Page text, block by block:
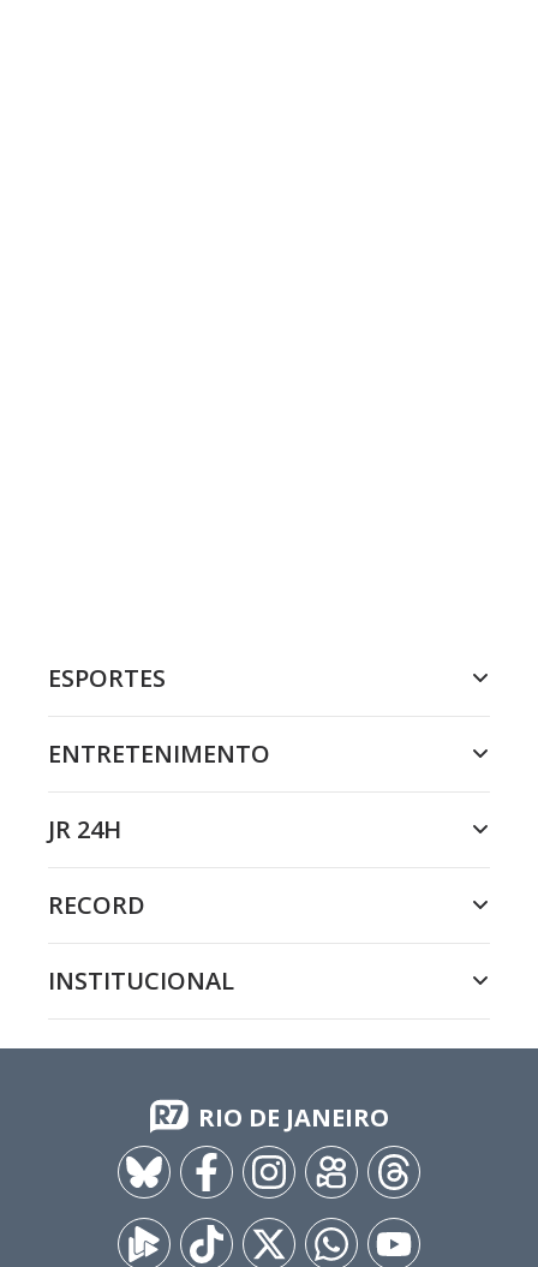
ESPORTES
ENTRETENIMENTO
JR 24H
RECORD
INSTITUCIONAL
RIO DE JANEIRO